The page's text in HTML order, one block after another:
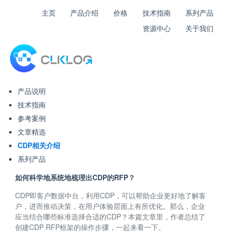
主页 产品介绍 价格 技术指南
系列产品
资源中心
关于我们
产品说明
技术指南
参考案例
文章精选
CDP相关介绍
系列产品
如何科学地系统地梳理出CDP的RFP？
CDP即客户数据中台，利用CDP，可以帮助企业更好地了解客
户，进而推动决策，在用户体验层面上有所优化。那么，企业
应当结合哪些标准选择合适的CDP？本篇文章里，作者总结了
创建CDP RFP框架的操作步骤，一起来看一下。